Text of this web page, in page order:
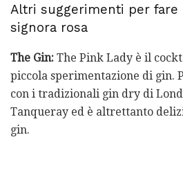
Altri suggerimenti per fare
signora rosa
The Gin: The Pink Lady è il
piccola sperimentazione di gin.
con i tradizionali gin dry di
Tanqueray ed è altrettanto
gin.